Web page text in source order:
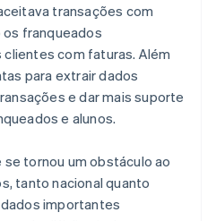
transações com
os franqueados
com faturas. Além
para extrair dados
e dar mais suporte
e alunos.
tornou um obstáculo ao
tanto nacional quanto
importantes